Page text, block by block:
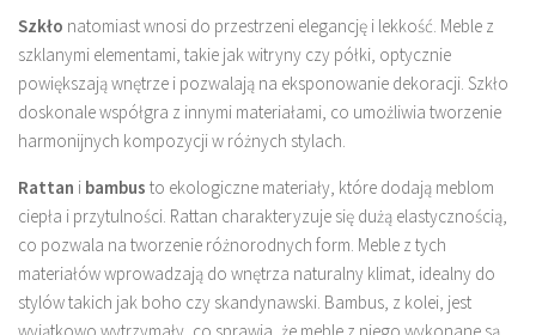
Szkło natomiast wnosi do przestrzeni elegancję i lekkość. Meble z
szklanymi elementami, takie jak witryny czy półki, optycznie
powiększają wnętrze i pozwalają na eksponowanie dekoracji. Szkło
doskonale współgra z innymi materiałami, co umożliwia tworzenie
harmonijnych kompozycji w różnych stylach.
Rattan i bambus to ekologiczne materiały, które dodają meblom
ciepła i przytulności. Rattan charakteryzuje się dużą elastycznością,
co pozwala na tworzenie różnorodnych form. Meble z tych
materiałów wprowadzają do wnętrza naturalny klimat, idealny do
stylów takich jak boho czy skandynawski. Bambus, z kolei, jest